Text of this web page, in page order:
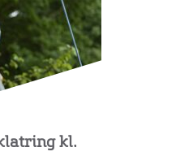
kl.